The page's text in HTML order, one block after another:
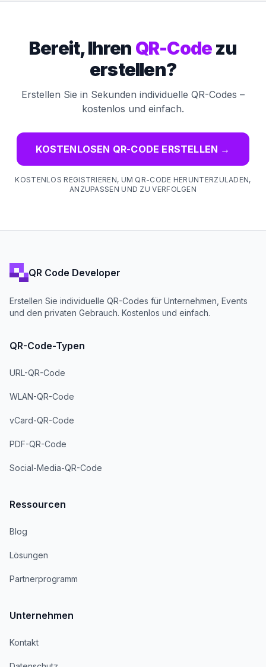
Bereit, Ihren QR-Codezu
erstellen?
Erstellen Sie in Sekunden individuelle QR-Codes –
kostenlos und einfach.
KOSTENLOSEN QR-CODE ERSTELLEN →
KOSTENLOS REGISTRIEREN, UM QR-CODE HERUNTERZULADEN,
ANZUPASSEN UND ZU VERFOLGEN
QR Code Developer
Erstellen Sie individuelle QR-Codes für Unternehmen, Events
und den privaten Gebrauch. Kostenlos und einfach.
QR-Code-Typen
URL-QR-Code
WLAN-QR-Code
vCard-QR-Code
PDF-QR-Code
Social-Media-QR-Code
Ressourcen
Blog
Lösungen
Partnerprogramm
Unternehmen
Kontakt